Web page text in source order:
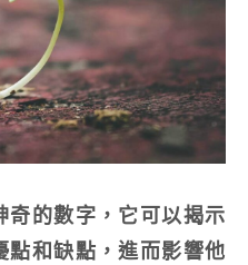
奇的數字，它可以揭示
和缺點，進而影響他